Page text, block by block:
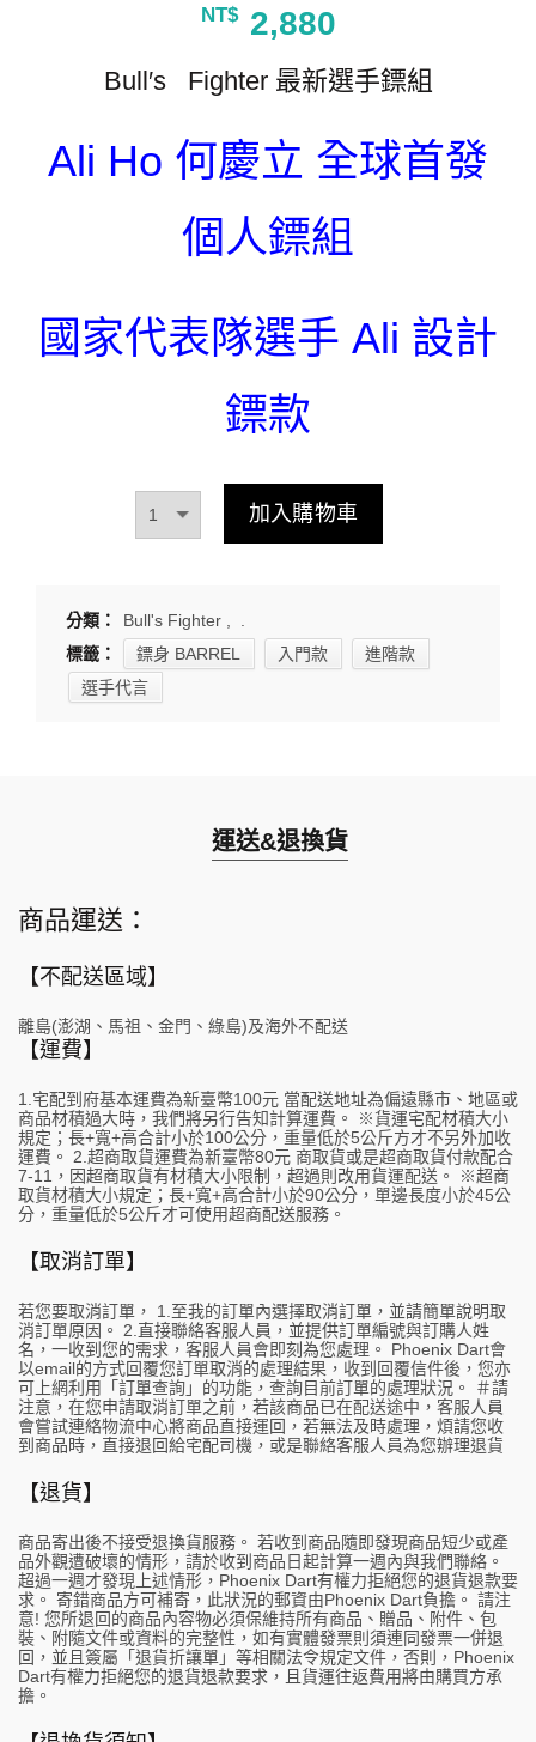
NT$ 2,880
Bull′s Fighter 最新選手鏢組
Ali Ho 何慶立 全球首發
個人鏢組
國家代表隊選手 Ali 設計
鏢款
加入購物車
分類： Bull's Fighter
標籤：
鏢身 BARREL 入門款
進階款
選手代言
運送&退換貨
商品運送：
【不配送區域】
離島(澎湖、馬祖、金門、綠島)及海外不配送
【運費】
1.宅配到府基本運費為新臺幣100元 當配送地址為偏遠縣市、地區或
商品材積過大時，我們將另行告知計算運費。 ※貨運宅配材積大小
規定；長+寬+高合計小於100公分，重量低於5公斤方才不另外加收
運費。 2.超商取貨運費為新臺幣80元 商取貨或是超商取貨付款配合
7-11，因超商取貨有材積大小限制，超過則改用貨運配送。 ※超商
取貨材積大小規定；長+寬+高合計小於90公分，單邊長度小於45公
分，重量低於5公斤才可使用超商配送服務。
【取消訂單】
若您要取消訂單， 1.至我的訂單內選擇取消訂單，並請簡單說明取
消訂單原因。 2.直接聯絡客服人員，並提供訂單編號與訂購人姓
名，一收到您的需求，客服人員會即刻為您處理。 Phoenix Dart會
以email的方式回覆您訂單取消的處理結果，收到回覆信件後，您亦
可上網利用「訂單查詢」的功能，查詢目前訂單的處理狀況。 ＃請
注意，在您申請取消訂單之前，若該商品已在配送途中，客服人員
會嘗試連絡物流中心將商品直接運回，若無法及時處理，煩請您收
到商品時，直接退回給宅配司機，或是聯絡客服人員為您辦理退貨
【退貨】
商品寄出後不接受退換貨服務。 若收到商品隨即發現商品短少或產
品外觀遭破壞的情形，請於收到商品日起計算一週內與我們聯絡。
超過一週才發現上述情形，Phoenix Dart有權力拒絕您的退貨退款要
求。 寄錯商品方可補寄，此狀況的郵資由Phoenix Dart負擔。 請注
意! 您所退回的商品內容物必須保維持所有商品、贈品、附件、包
裝、附隨文件或資料的完整性，如有實體發票則須連同發票一併退
回，並且簽屬「退貨折讓單」等相關法令規定文件，否則，Phoenix
Dart有權力拒絕您的退貨退款要求，且貨運往返費用將由購買方承
擔。